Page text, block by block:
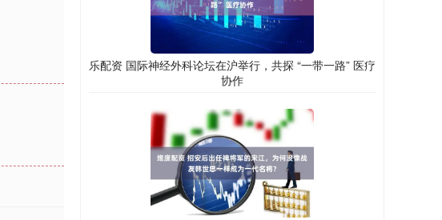
乐配资 国际神经外科论坛在沪举行，共探 “一带一路” 医疗
协作